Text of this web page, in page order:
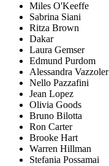
Miles O'Keeffe
Sabrina Siani
Ritza Brown
Dakar
Laura Gemser
Edmund Purdom
Alessandra Vazzoler
Nello Pazzafini
Jean Lopez
Olivia Goods
Bruno Bilotta
Ron Carter
Brooke Hart
Warren Hillman
Stefania Possamai